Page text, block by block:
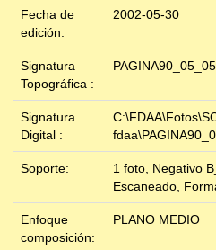
Fecha de
edición:
2002-05-30
Signatura
Topográfica :
PAGINA90_05_05
Signatura
Digital :
Soporte:
1 foto, Negativo
Escaneado,
Enfoque
composición:
PLANO MEDIO